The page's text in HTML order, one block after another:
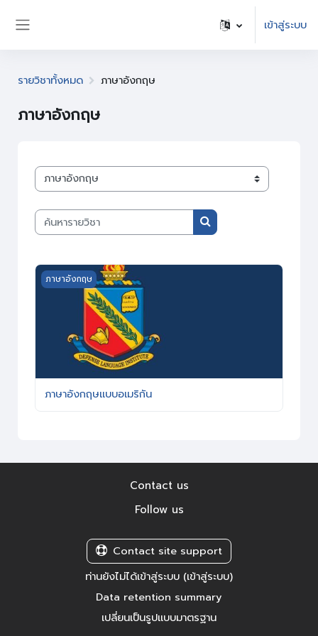
เข้าสู่ระบบ
รายวิชาทั้งหมด ภาษาอังกฤษ
ภาษาอังกฤษ
ประเภทของรายวิชา
ค้นหารายวิชา
ค้นหารายวิชา
Course image ภาษาอังกฤษแบบอเมริกัน
ภาษาอังกฤษ
ภาษาอังกฤษแบบอเมริกัน
Contact us
Follow us
Contact site support
ท่านยังไม่ได้เข้าสู่ระบบ (เข้าสู่ระบบ)
Data retention summary
เปลี่ยนเป็นรูปแบบมาตรฐาน